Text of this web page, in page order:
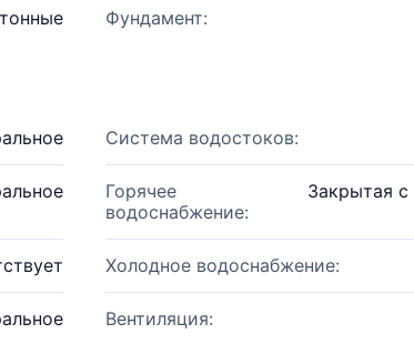
Фундамент:
Система водостоков:
Горячее
водоснабжение:
Закрытая с
Холодное водоснабжение:
Вентиляция: